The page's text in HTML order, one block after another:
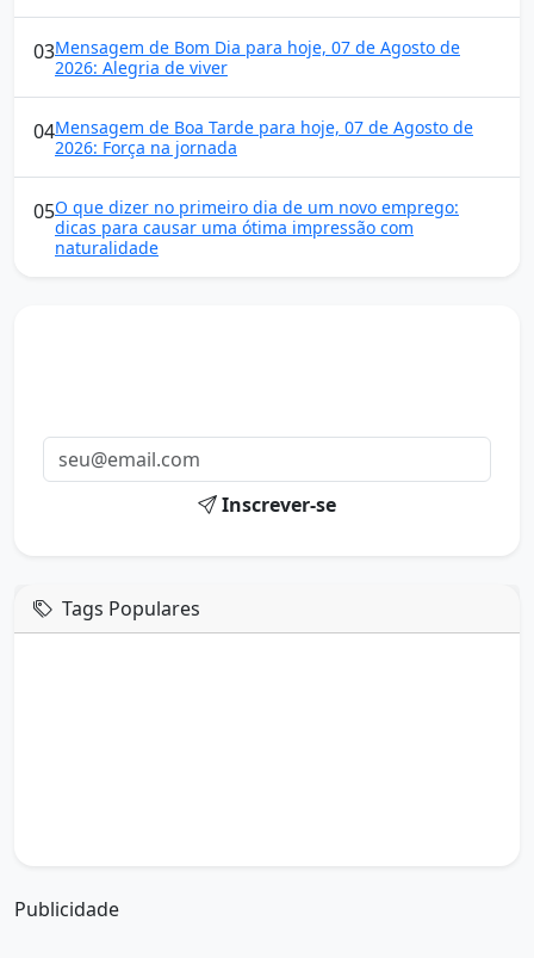
03Mensagem de Bom Dia para hoje, 07 de Agosto de
2026: Alegria de viver
04Mensagem de Boa Tarde para hoje, 07 de Agosto de
2026: Força na jornada
05O que dizer no primeiro dia de um novo emprego:
dicas para causar uma ótima impressão com
naturalidade
Inscrever-se
Tags Populares
Publicidade